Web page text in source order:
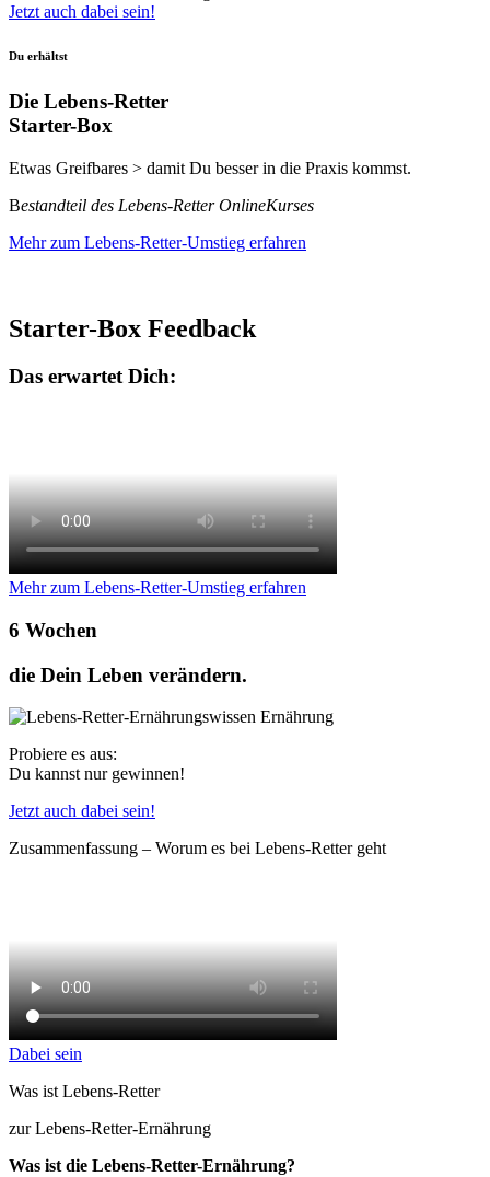
Jetzt auch dabei sein!
Du erhältst
Die Lebens-Retter
Starter-Box
Etwas Greifbares > damit Du besser in die Praxis kommst.
Bestandteil des Lebens-Retter OnlineKurses
Mehr zum Lebens-Retter-Umstieg erfahren
Starter-Box Feedback
Das erwartet Dich:
Mehr zum Lebens-Retter-Umstieg erfahren
6 Wochen
die Dein Leben verändern.
Probiere es aus:
Du kannst nur gewinnen!
Jetzt auch dabei sein!
Zusammenfassung – Worum es bei Lebens-Retter geht
Dabei sein
Was ist Lebens-Retter
zur Lebens-Retter-Ernährung
Was ist die Lebens-Retter-Ernährung?